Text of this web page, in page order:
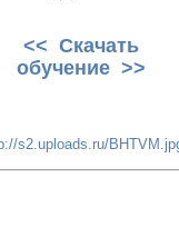
<< Скачать
обучение >>